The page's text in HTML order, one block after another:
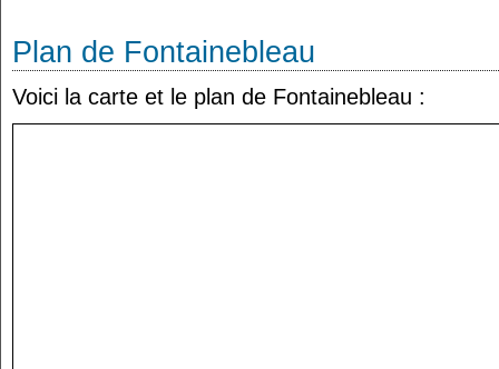
Plan de Fontainebleau
Voici la carte et le plan de Fontainebleau :